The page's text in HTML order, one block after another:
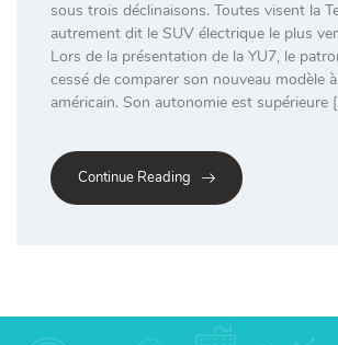
sous trois déclinaisons. Toutes visent la
autrement dit le SUV électrique le plus
Lors de la présentation de la YU7, le
cessé de comparer son nouveau modèle
américain. Son autonomie est supérieure
Continue Reading